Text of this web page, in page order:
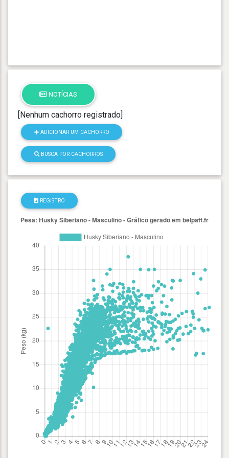
NOTÍCIAS
[Nenhum cachorro registrado]
ADICIONAR UM CACHORRO
BUSCA POR CACHORROS
REGISTRO